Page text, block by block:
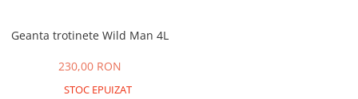
⬇ MARCI
Geanta trotinete Wild Man 4L
230,00 RON
STOC EPUIZAT